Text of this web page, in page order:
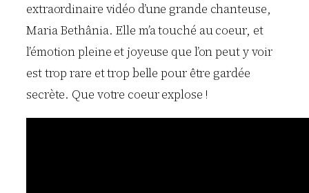
extraordinaire vidéo d’une grande chanteuse,
Maria Bethânia. Elle m’a touché au coeur, et
l’émotion pleine et joyeuse que l’on peut y voir
est trop rare et trop belle pour être gardée
secrète. Que votre coeur explose !